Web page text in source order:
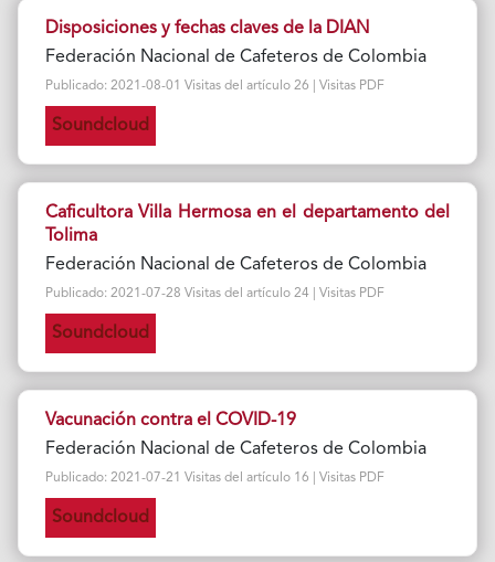
Disposiciones y fechas claves de la DIAN
Federación Nacional de Cafeteros de Colombia
Publicado: 2021-08-01 Visitas del artículo 26 | Visitas PDF
Soundcloud
Caficultora Villa Hermosa en el departamento del
Tolima
Federación Nacional de Cafeteros de Colombia
Publicado: 2021-07-28 Visitas del artículo 24 | Visitas PDF
Soundcloud
Vacunación contra el COVID-19
Federación Nacional de Cafeteros de Colombia
Publicado: 2021-07-21 Visitas del artículo 16 | Visitas PDF
Soundcloud